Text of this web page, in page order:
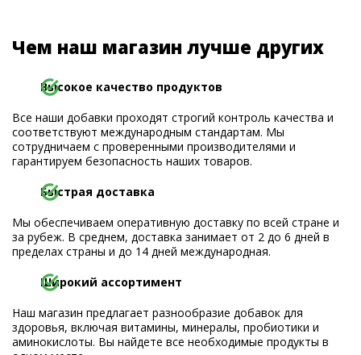
Чем наш магазин лучше других
Высокое качество продуктов
Все наши добавки проходят строгий контроль качества и
соответствуют международным стандартам. Мы
сотрудничаем с проверенными производителями и
гарантируем безопасность наших товаров.
Быстрая доставка
Мы обеспечиваем оперативную доставку по всей стране и
за рубеж. В среднем, доставка занимает от 2 до 6 дней в
пределах страны и до 14 дней международная.
Широкий ассортимент
Наш магазин предлагает разнообразие добавок для
здоровья, включая витамины, минералы, пробиотики и
аминокислоты. Вы найдете все необходимые продукты в